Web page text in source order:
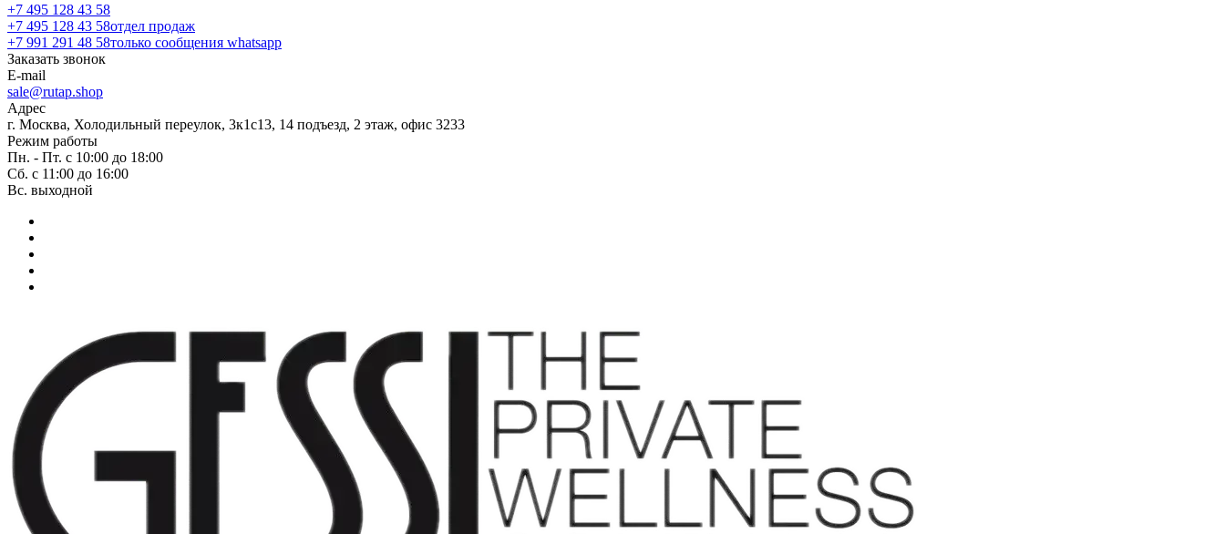
+7 495 128 43 58
+7 495 128 43 58отдел продаж
+7 991 291 48 58только сообщения whatsapp
Заказать звонок
E-mail
sale@rutap.shop
Адрес
г. Москва, Холодильный переулок, 3к1с13, 14 подъезд, 2 этаж, офис 3233
Режим работы
Пн. - Пт. с 10:00 до 18:00
Сб. с 11:00 до 16:00
Вс. выходной